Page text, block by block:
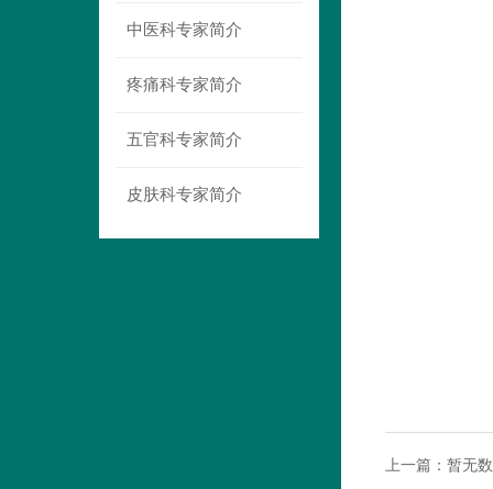
中医科专家简介
疼痛科专家简介
五官科专家简介
皮肤科专家简介
上一篇： 暂无